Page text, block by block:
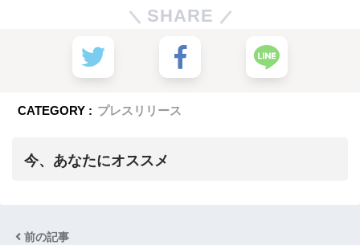
SHARE
CATEGORY : プレスリリース
今、あなたにオススメ
前の記事